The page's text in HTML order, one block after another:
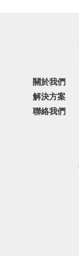
關於我們
解決方案
聯絡我們